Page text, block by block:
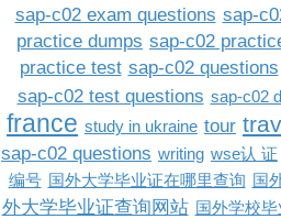
sap-c02 exam questions sap-
practice dumps sap-c02
practice test sap-c02 questions
sap-c02 test questions sap-c02
france study in ukraine tour
sap-c02 questions writing wse认 证
编号 国外大学毕业证在哪里查询 国
外大学毕业证查询网站 国外学校